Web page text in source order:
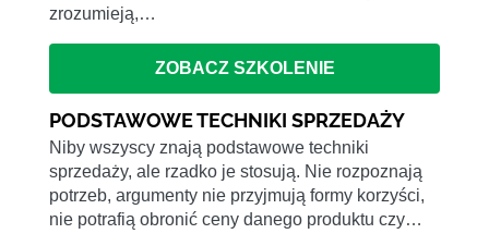
zrozumieją,…
ZOBACZ SZKOLENIE
PODSTAWOWE TECHNIKI SPRZEDAŻY
Niby wszyscy znają podstawowe techniki
sprzedaży, ale rzadko je stosują. Nie rozpoznają
potrzeb, argumenty nie przyjmują formy korzyści,
nie potrafią obronić ceny danego produktu czy…